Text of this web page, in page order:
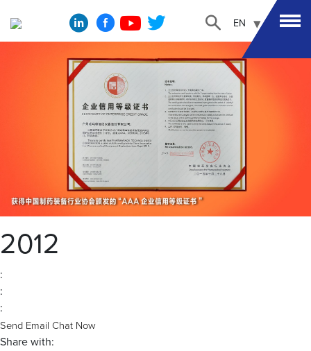
EN
2012
:
:
:
Send Email Chat Now
Share with: